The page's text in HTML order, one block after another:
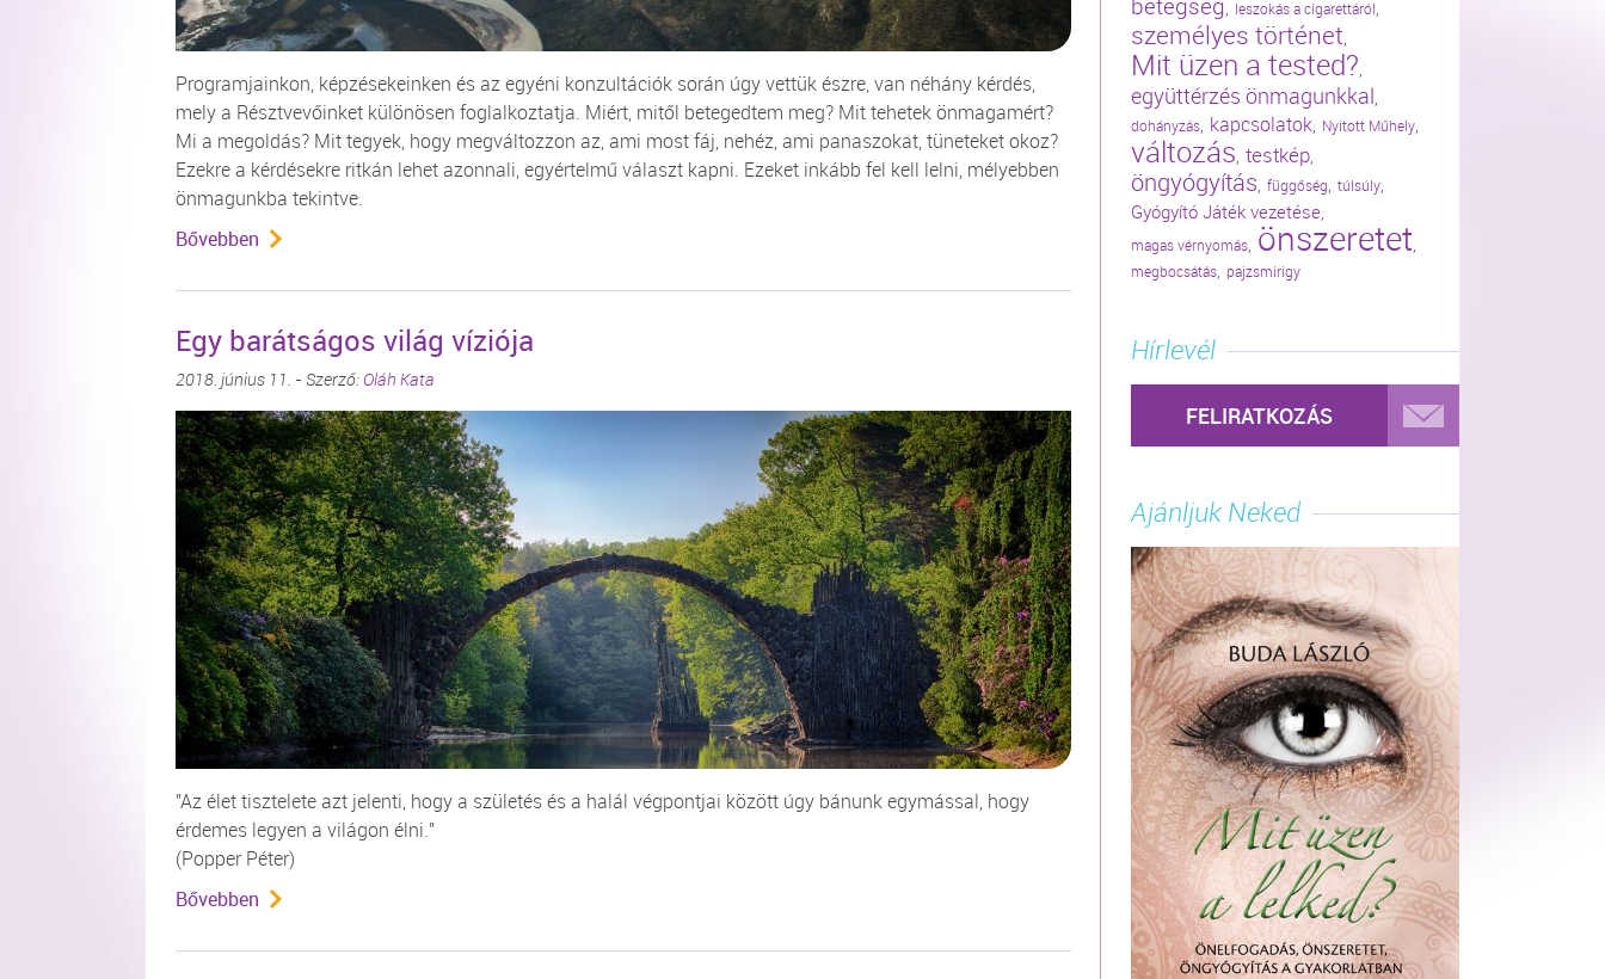
, leszokás a cigarettáról,
személyes történet,
Mit üzen a tested?,
együttérzés önmagunkkal,
dohányzás, kapcsolatok, Nyitott Műhely,
változás, testkép,
öngyógyítás, függőség, túlsúly,
Gyógyító Játék vezetése,
magas vérnyomás, önszeretet,
megbocsátás, pajzsmirigy
Hírlevél
FELIRATKOZÁS
Ajánljuk Neked
Programjainkon, képzésekeinken és az egyéni konzultációk során úgy vettük észre, van néhány kérdés,
mely a Résztvevőinket különösen foglalkoztatja. Miért, mitől betegedtem meg? Mit tehetek önmagamért?
Mi a megoldás? Mit tegyek, hogy megváltozzon az, ami most fáj, nehéz, ami panaszokat, tüneteket okoz?
Ezekre a kérdésekre ritkán lehet azonnali, egyértelmű választ kapni. Ezeket inkább fel kell lelni, mélyebben
önmagunkba tekintve.
Bővebben
Egy barátságos világ víziója
2018. június 11. - Szerző: Oláh Kata
"Az élet tisztelete azt jelenti, hogy a születés és a halál végpontjai között úgy bánunk egymással, hogy
érdemes legyen a világon élni."
(Popper Péter)
Bővebben